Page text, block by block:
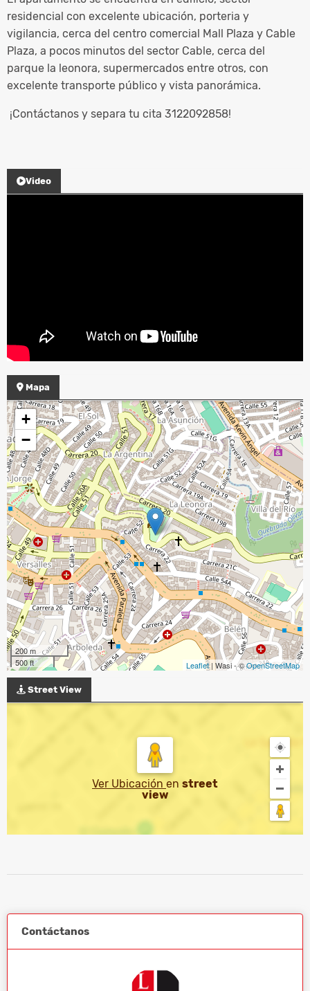
residencial con excelente ubicación, porteria y
vigilancia, cerca del centro comercial Mall Plaza y Cable
Plaza, a pocos minutos del sector Cable, cerca del
parque la leonora, supermercados entre otros, con
excelente transporte público y vista panorámica.
¡Contáctanos y separa tu cita 3122092858!
Video
Mapa
+
−
200 m
500 ft
Leaflet| Wasi - ©OpenStreetMap
Street View
Ver Ubicación en street
view
Contáctanos